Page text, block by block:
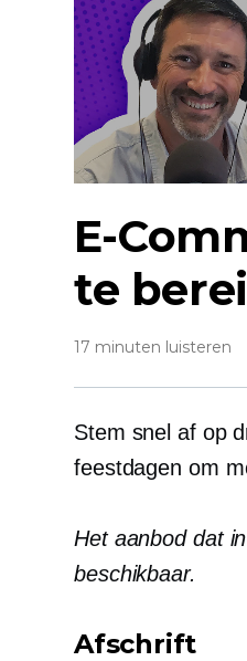
E-
te
17 minuten luisteren
Stem snel af op
feestdagen om
Het aanbod dat
beschikbaar.
Afschrift